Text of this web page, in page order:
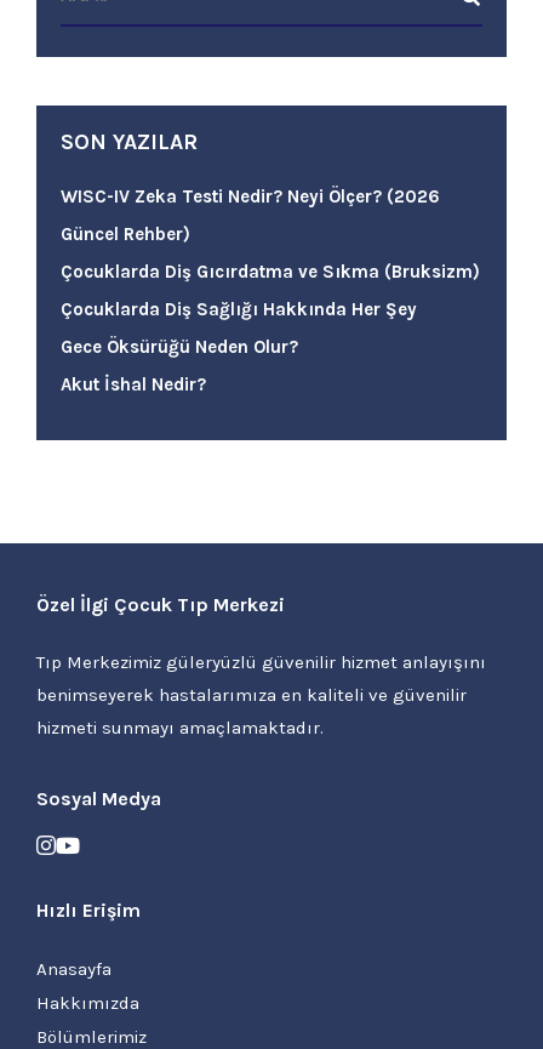
SON YAZILAR
WISC-IV Zeka Testi Nedir? Neyi Ölçer? (2026
Güncel Rehber)
Çocuklarda Diş Gıcırdatma ve Sıkma (Bruksizm)
Çocuklarda Diş Sağlığı Hakkında Her Şey
Gece Öksürüğü Neden Olur?
Akut İshal Nedir?
Özel İlgi Çocuk Tıp Merkezi
Tıp Merkezimiz güleryüzlü güvenilir hizmet anlayışını
benimseyerek hastalarımıza en kaliteli ve güvenilir
hizmeti sunmayı amaçlamaktadır.
Sosyal Medya
Hızlı Erişim
Anasayfa
Hakkımızda
Bölümlerimiz